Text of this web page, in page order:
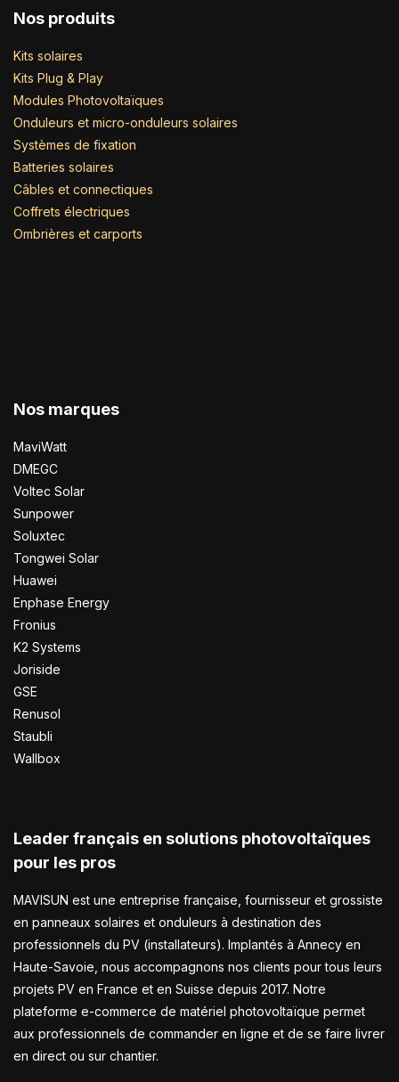
Nos produits
Kits solaires
Kits Plug & Play
Modules Photovoltaïques
Onduleurs et micro-onduleurs solaires
Systèmes de fixation
Batteries solaires
Câbles et connectiques
Coffrets électriques
Ombrières et carports
Nos marques
MaviWatt
DMEGC
Voltec Solar
Sunpower
Soluxtec
Tongwei Solar
Huawei
Enphase Energy
Fronius
K2 Systems
Joriside
GSE
Renusol
Staubli
Wallbox
Leader français en solutions photovoltaïques
pour les pros
MAVISUN est une entreprise française, fournisseur et grossiste
en panneaux solaires et onduleurs à destination des
professionnels du PV (installateurs). Implantés à Annecy en
Haute-Savoie, nous accompagnons nos clients pour tous leurs
projets PV en France et en Suisse depuis 2017. Notre
plateforme e-commerce de matériel photovoltaïque permet
aux professionnels de commander en ligne et de se faire livrer
en direct ou sur chantier.